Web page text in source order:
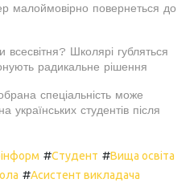
малоймовірно повернеться до
всесвітня? Школярі губляться
радикальне рішення
спеціальність може
студентів після
#Студент #Вища освіта
#Асистент викладача